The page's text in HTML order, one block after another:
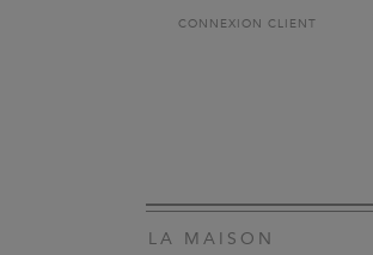
CONNEXION CLIENT
LA MAISON